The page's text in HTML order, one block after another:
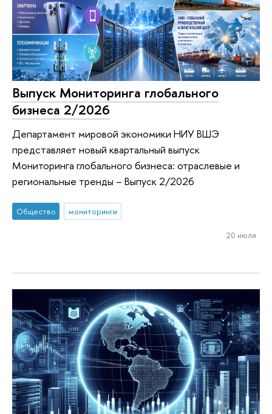
Выпуск Мониторинга глобального
бизнеса 2/2026
Департамент мировой экономики НИУ ВШЭ
представляет новый квартальный выпуск
Мониторинга глобального бизнеса: отраслевые и
региональные тренды – Выпуск 2/2026
Общество мониторинги
20 июля